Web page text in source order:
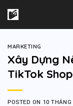
content
MARKETING
Xây Dựng
TikTok Shop
POSTED ON 10 THÁNG